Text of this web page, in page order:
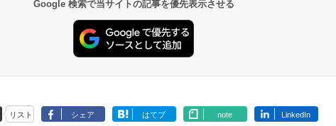
Google 検索で当サイトの記事を優先表示させる
リスト シェア はてブ note LinkedIn